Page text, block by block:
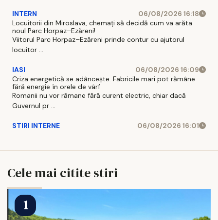
INTERN
06/08/2026 16:18
Locuitorii din Miroslava, chemați să decidă cum va arăta
noul Parc Horpaz–Ezăreni!
Viitorul Parc Horpaz–Ezăreni prinde contur cu ajutorul
locuitor ...
IASI
06/08/2026 16:09
Criza energetică se adâncește. Fabricile mari pot rămâne
fără energie în orele de vârf
Romanii nu vor rămane fără curent electric, chiar dacă
Guvernul pr ...
STIRI INTERNE 06/08/2026 16:01
Cele mai citite stiri